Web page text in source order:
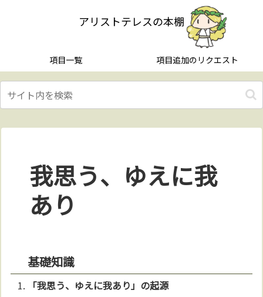
アリストテレスの本棚
項目一覧 項目追加のリクエスト
我思う、ゆえに我
あり
基礎知識
「我思う、ゆえに我あり」の起源